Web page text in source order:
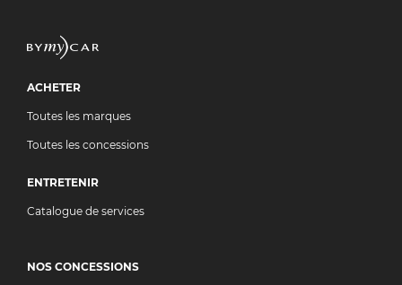
ACHETER
Toutes les marques
Toutes les concessions
ENTRETENIR
Catalogue de services
NOS CONCESSIONS